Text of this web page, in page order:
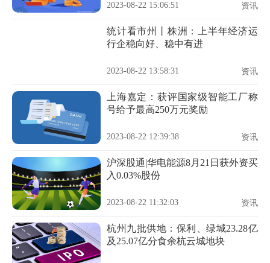
2023-08-22 15:06:51 资讯
统计看市州丨株洲：上半年经济运
行企稳向好、稳中有进
2023-08-22 13:58:31 资讯
上海嘉定：获评国家级智能工厂称
号给予最高250万元奖励
2023-08-22 12:39:38 资讯
沪深股通|华电能源8月21日获外资买
入0.03%股份
2023-08-22 11:32:03 资讯
杭州九批供地：保利、绿城23.28亿
及25.07亿分食余杭云城地块